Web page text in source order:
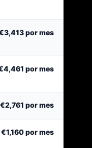
por mes
por mes
€2,761 por mes
€1,160por mes